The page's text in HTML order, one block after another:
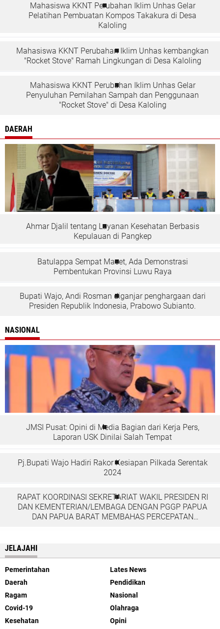
Mahasiswa KKNT Perubahan Iklim Unhas Gelar
Pelatihan Pembuatan Kompos Takakura di Desa
Kaloling
Mahasiswa KKNT Perubahan Iklim Unhas kembangkan
"Rocket Stove" Ramah Lingkungan di Desa Kaloling
Mahasiswa KKNT Perubahan Iklim Unhas Gelar
Penyuluhan Pemilahan Sampah dan Penggunaan
"Rocket Stove" di Desa Kaloling
DAERAH
Ahmar Djalil tentang Layanan Kesehatan Berbasis
Kepulauan di Pangkep
Batulappa Sempat Macet, Ada Demonstrasi
Pembentukan Provinsi Luwu Raya
Bupati Wajo, Andi Rosman diganjar penghargaan dari
Presiden Republik Indonesia, Prabowo Subianto.
NASIONAL
JMSI Pusat: Opini di Media Bagian dari Kerja Pers,
Laporan USK Dinilai Salah Tempat
Pj.Bupati Wajo Hadiri Rakor Kesiapan Pilkada Serentak
2024
RAPAT KOORDINASI SEKRETARIAT WAKIL PRESIDEN RI
DAN KEMENTERIAN/LEMBAGA DENGAN PGGP PAPUA
DAN PAPUA BARAT MEMBAHAS PERCEPATAN
JELAJAHI
Pemerintahan
Lates News
Daerah
Pendidikan
Ragam
Nasional
Covid-19
Olahraga
Kesehatan
Opini